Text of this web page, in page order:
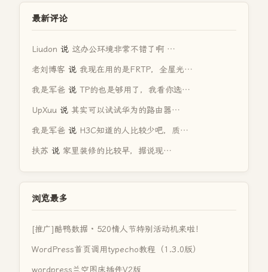
最新评论
Liudon 说 这办公环境非常不错了啊 …
老刘博客 说 我现在用的是FRTP，全屋光…
我是军爸 说 TP的也是够用了，我看你选…
UpXuu 说 其实可以试试华为的路由器…
我是军爸 说 H3C知道的人比较少吧，质…
扶苏 说 家里装修的比较早，据说现…
浏览最多
[推广]酷鸭数据 · 520情人节特别活动机来啦！
WordPress首页调用typecho教程（1.3.0版）
wordpress兰空图床插件V2版